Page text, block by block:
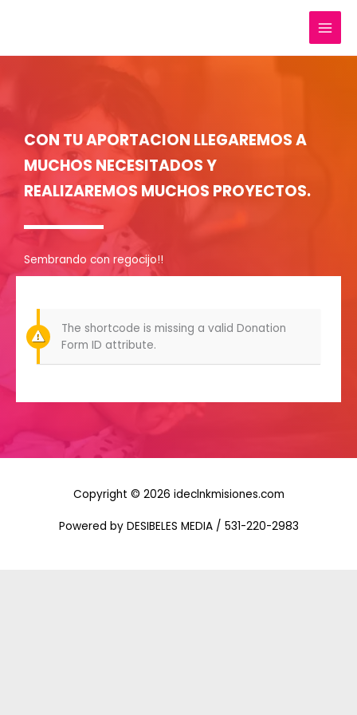
CON TU APORTACION LLEGAREMOS A
MUCHOS NECESITADOS Y
REALIZAREMOS MUCHOS PROYECTOS.
Sembrando con regocijo!!
The shortcode is missing a valid Donation
Form ID attribute.
Copyright © 2026 ideclnkmisiones.com
Powered by DESIBELES MEDIA / 531-220-2983